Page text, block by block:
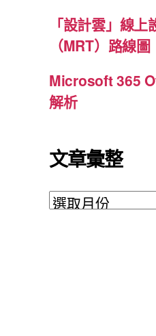
「設計雲」線
（MRT）路線圖
Microsoft 365
解析
文章彙整
文